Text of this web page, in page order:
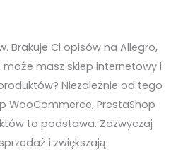
Brakuje Ci opisów na Allegro,
może masz sklep internetowy i
Niezależnie od tego
WooCommerce, PrestaShop
to podstawa. Zazwyczaj
i zwiększają